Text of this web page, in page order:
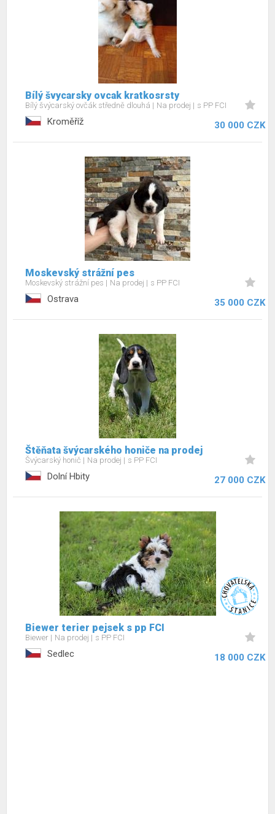
Bílý švycarsky ovcak kratkosrsty
Bílý švýcarský ovčák středně dlouhá Na prodej s PP FCI
Kroměříž 30 000 CZK
Moskevský strážní pes
Moskevský strážní pes Na prodej s PP FCI
Ostrava 35 000 CZK
Štěňata švýcarského honiče na prodej
Švýcarský honič Na prodej s PP FCI
Dolní Hbity 27 000 CZK
Biewer terier pejsek s pp FCI
Biewer Na prodej s PP FCI
Sedlec 18 000 CZK